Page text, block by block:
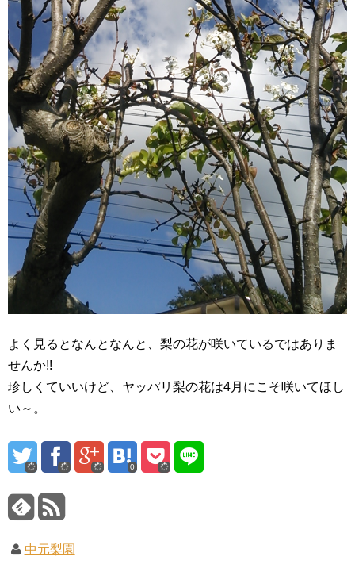
よく見るとなんとなんと、梨の花が咲いているではありま
せんか!!
珍しくていいけど、ヤッパリ梨の花は4月にこそ咲いてほし
い～。
0
中元梨園